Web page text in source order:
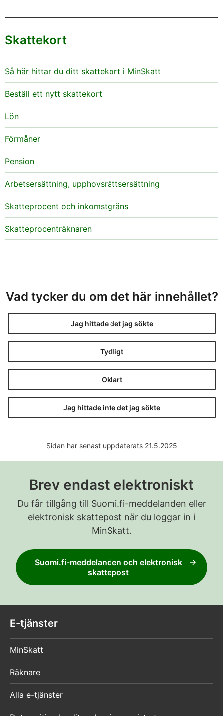
Skattekort
Så här hittar du ditt skattekort i MinSkatt
Beställ ett nytt skattekort
Lön
Förmåner
Pension
Arbetsersättning, upphovsrättsersättning
Skatteprocent och inkomstgräns
Skatteprocenträknaren
Vad tycker du om det här innehållet?
Jag hittade det jag sökte
Tydligt
Oklart
Jag hittade inte det jag sökte
Sidan har senast uppdaterats 21.5.2025
Brev endast elektroniskt
Du får tillgång till Suomi.fi-meddelanden eller
elektronisk skattepost när du loggar in i
MinSkatt.
Suomi.fi-meddelanden och elektronisk
skattepost
E-tjänster
MinSkatt
Räknare
Alla e-tjänster